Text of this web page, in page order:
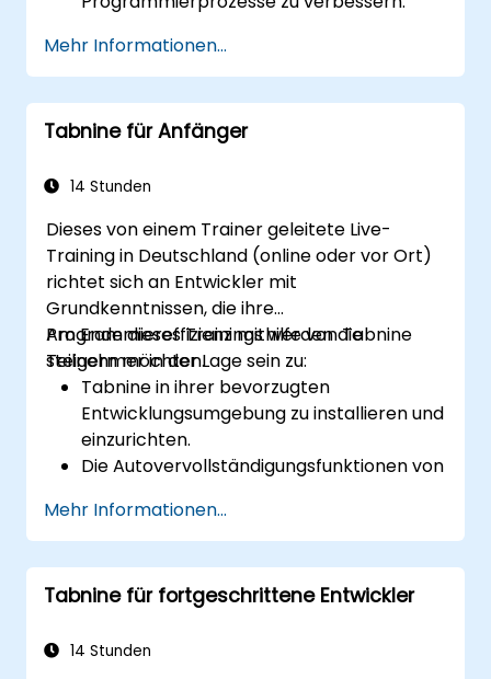
Funktionen von Copilot zu optimieren.
Die Integration von Copilot in Projekte mit
mehreren Entwicklern zu verwalten.
Eine einheitliche Codequalität sowie
aufrechtzuerhalten.
spezifische Teamanforderungen zu
nutzen.
Copilot mit anderen
Kooperationswerkzeugen zu kombinieren,
um die Effizienz zu steigern.
Mehr Informationen...
Tabnine für Anfänger
14 Stunden
Dieses von einem Trainer geleitete Live-
Training in Deutschland (online oder vor Ort)
richtet sich an Entwickler mit
Grundkenntnissen, die ihre
Programmiereffizienz mithilfe von Tabnine
steigern möchten.
Am Ende dieses Trainings werden die
Teilnehmer in der Lage sein zu:
Tabnine in ihrer bevorzugten
Entwicklungsumgebung zu installieren und
einzurichten.
Die Autovervollständigungsfunktionen von
zu beschleunigen.
Tabnines Einstellungen individuell
anzupassen, damit die Unterstützung
optimal erfolgt.
geschriebenen Code lernt, um bessere
Mehr Informationen...
Tabnine für fortgeschrittene Entwickler
14 Stunden